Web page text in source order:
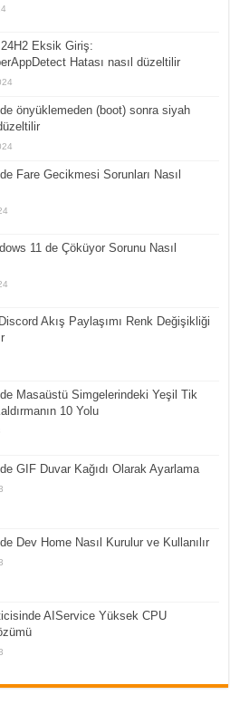
Eksik Giriş:
Hatası nasıl düzeltilir
önyüklemeden (boot) sonra siyah
Fare Gecikmesi Sorunları Nasıl
11 de Çöküyor Sorunu Nasıl
Akış Paylaşımı Renk Değişikliği
Masaüstü Simgelerindeki Yeşil Tik
10 Yolu
GIF Duvar Kağıdı Olarak Ayarlama
Dev Home Nasıl Kurulur ve Kullanılır
AIService Yüksek CPU